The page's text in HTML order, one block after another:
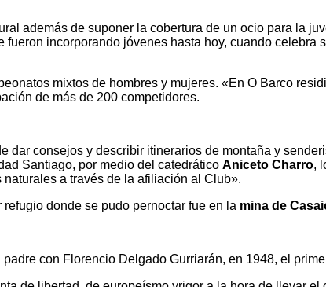
además de suponer la cobertura de un ocio para la
incorporando jóvenes hasta hoy, cuando
mixtos de hombres y mujeres. «En O Barco
de más de 200 competidores.
dar consejos y describir itinerarios de montaña y
Santiago, por medio del catedrático Aniceto Charro,
a través de la afiliación al Club».
donde se pudo pernoctar fue en la mina de
con Florencio Delgado Gurriarán, en 1948, el